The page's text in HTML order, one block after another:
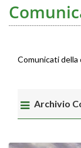
Comunicati
Archivio